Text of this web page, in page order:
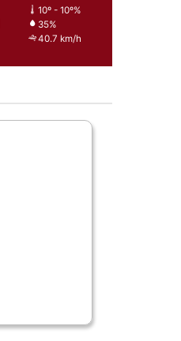
10º - 10º%
35%
40.7 km/h